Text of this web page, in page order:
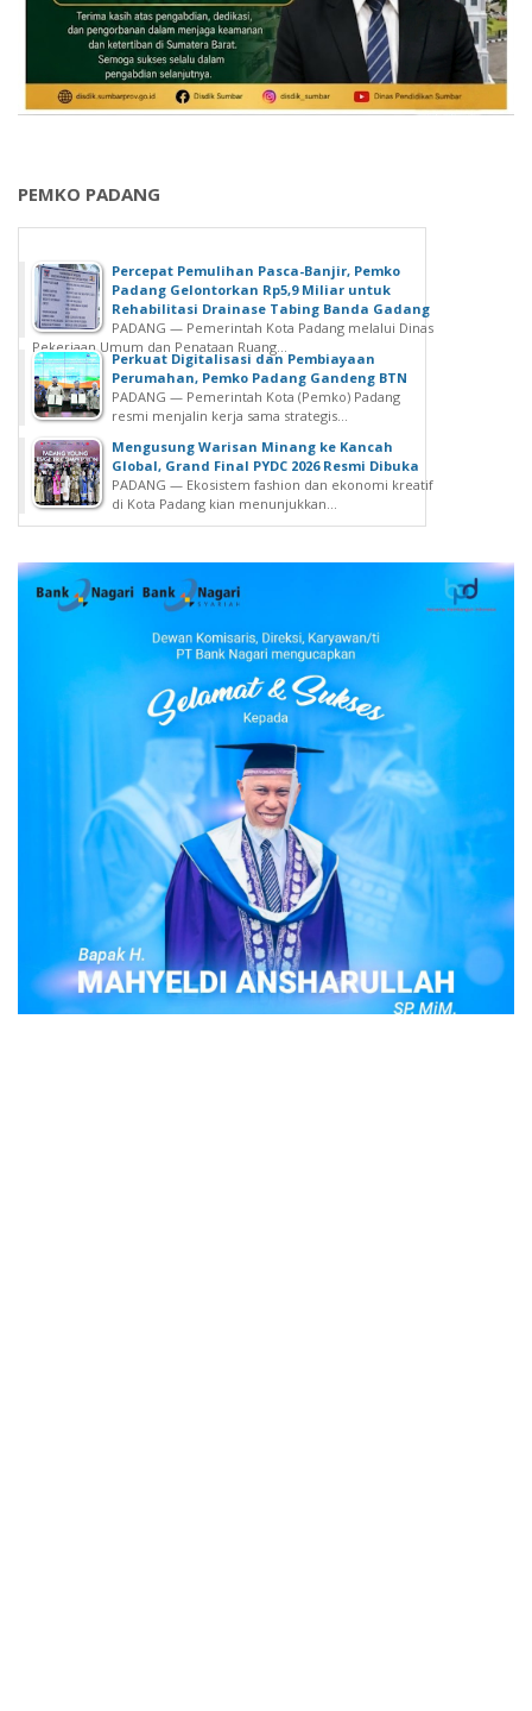
PEMKO PADANG
Percepat Pemulihan Pasca-Banjir, Pemko
Padang Gelontorkan Rp5,9 Miliar untuk
Rehabilitasi Drainase Tabing Banda Gadang
PADANG — Pemerintah Kota Padang melalui Dinas
Pekerjaan Umum dan Penataan Ruang...
Perkuat Digitalisasi dan Pembiayaan
Perumahan, Pemko Padang Gandeng BTN
PADANG — Pemerintah Kota (Pemko) Padang
resmi menjalin kerja sama strategis...
Mengusung Warisan Minang ke Kancah
Global, Grand Final PYDC 2026 Resmi Dibuka
PADANG — Ekosistem fashion dan ekonomi kreatif
di Kota Padang kian menunjukkan...